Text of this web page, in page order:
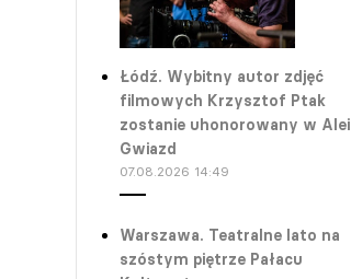
Łódź. Wybitny autor zdjęć
filmowych Krzysztof Ptak
zostanie uhonorowany w Alei
Gwiazd
07.08.2026 14:49
Warszawa. Teatralne lato na
szóstym piętrze Pałacu